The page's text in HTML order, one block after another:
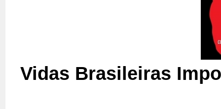
Vidas Brasileiras